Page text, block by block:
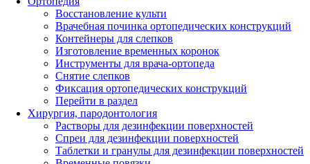
Восстановление культи
Врачебная починка ортопедических конструкций
Контейнеры для слепков
Изготовление временных коронок
Инструменты для врача-ортопеда
Снятие слепков
Фиксация ортопедических конструкций
Перейти в раздел
Хирургия, пародонтология
Растворы для дезинфекции поверхностей
Спреи для дезинфекции поверхностей
Таблетки и гранулы для дезинфекции поверхностей